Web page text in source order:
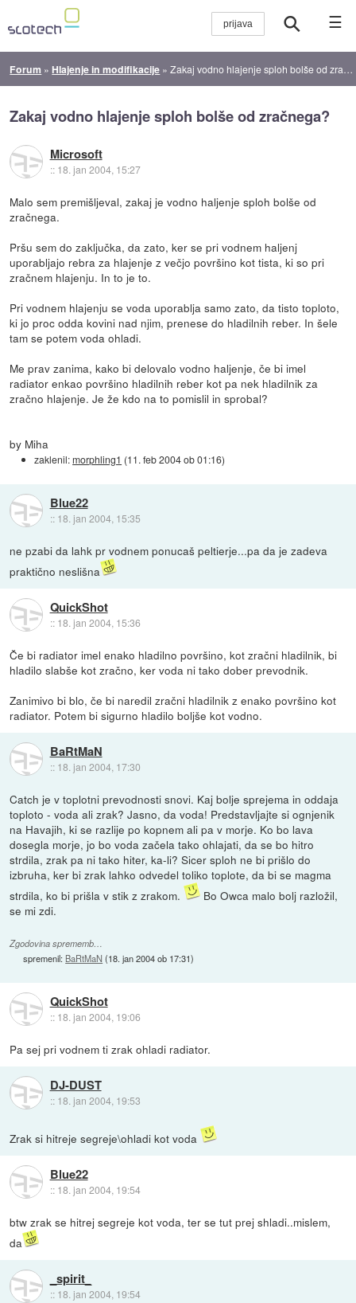
☰
Forum » Hlajenje in modifikacije »Zakaj vodno hlajenje sploh bolše od zračnega?
Zakaj vodno hlajenje sploh bolše od zračnega?
Microsoft
:: 18. jan 2004, 15:27
Malo sem premišljeval, zakaj je vodno haljenje sploh bolše od
zračnega.
Pršu sem do zaključka, da zato, ker se pri vodnem haljenj
uporabljajo rebra za hlajenje z večjo površino kot tista, ki so pri
zračnem hlajenju. In to je to.
Pri vodnem hlajenju se voda uporablja samo zato, da tisto toploto,
ki jo proc odda kovini nad njim, prenese do hladilnih reber. In šele
tam se potem voda ohladi.
Me prav zanima, kako bi delovalo vodno haljenje, če bi imel
radiator enkao površino hladilnih reber kot pa nek hladilnik za
zračno hlajenje. Je že kdo na to pomislil in sprobal?
by Miha
zaklenil:morphling1 (11. feb 2004 ob 01:16)
Blue22
:: 18. jan 2004, 15:35
ne pzabi da lahk pr vodnem ponucaš peltierje...pa da je zadeva
praktično neslišna
QuickShot
:: 18. jan 2004, 15:36
Če bi radiator imel enako hladilno površino, kot zračni hladilnik, bi
hladilo slabše kot zračno, ker voda ni tako dober prevodnik.
Zanimivo bi blo, če bi naredil zračni hladilnik z enako površino kot
radiator. Potem bi sigurno hladilo boljše kot vodno.
BaRtMaN
:: 18. jan 2004, 17:30
Catch je v toplotni prevodnosti snovi. Kaj bolje sprejema in oddaja
toploto - voda ali zrak? Jasno, da voda! Predstavljajte si ognjenik
na Havajih, ki se razlije po kopnem ali pa v morje. Ko bo lava
dosegla morje, jo bo voda začela tako ohlajati, da se bo hitro
strdila, zrak pa ni tako hiter, ka-li? Sicer sploh ne bi prišlo do
izbruha, ker bi zrak lahko odvedel toliko toplote, da bi se magma
strdila, ko bi prišla v stik z zrakom.
Bo Owca malo bolj razložil,
se mi zdi.
Zgodovina sprememb…
spremenil: BaRtMaN (18. jan 2004 ob 17:31)
QuickShot
:: 18. jan 2004, 19:06
Pa sej pri vodnem ti zrak ohladi radiator.
DJ-DUST
:: 18. jan 2004, 19:53
Zrak si hitreje segreje\ohladi kot voda
Blue22
:: 18. jan 2004, 19:54
btw zrak se hitrej segreje kot voda, ter se tut prej shladi..mislem,
da
_spirit_
:: 18. jan 2004, 19:54